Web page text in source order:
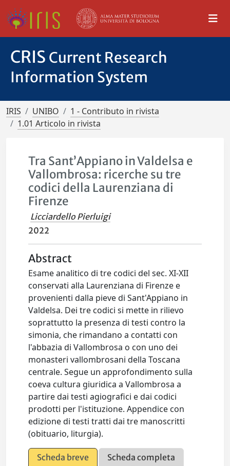
CRIS Current Research
Information System
IRIS UNIBO
1 - Contributo in rivista
1.01 Articolo in rivista
Tra Sant’Appiano in Valdelsa e
Vallombrosa: ricerche su tre
codici della Laurenziana di
Firenze
Licciardello Pierluigi
2022
Abstract
Esame analitico di tre codici del sec. XI-XII
conservati alla Laurenziana di Firenze e
provenienti dalla pieve di Sant'Appiano in
Valdelsa. Dei tre codici si mette in rilievo
soprattutto la presenza di testi contro la
simonia, che rimandano a contatti con
l'abbazia di Vallombrosa o con uno dei
monasteri vallombrosani della Toscana
centrale. Segue un approfondimento sulla
coeva cultura giuridica a Vallombrosa a
partire dai testi agiografici e dai codici
prodotti per l'istituzione. Appendice con
edizione di testi tratti dai tre manoscritti
(obituario, liturgia).
Scheda breve
Scheda completa